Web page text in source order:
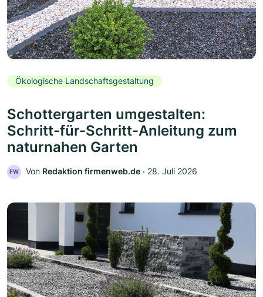
Ökologische Landschaftsgestaltung
Schottergarten umgestalten:
Schritt-für-Schritt-Anleitung zum
naturnahen Garten
FW Von Redaktion firmenweb.de ‧ 28. Juli 2026